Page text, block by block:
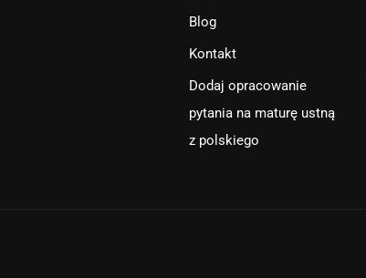
Blog
Kontakt
Dodaj opracowanie
pytania na maturę ustną
z polskiego